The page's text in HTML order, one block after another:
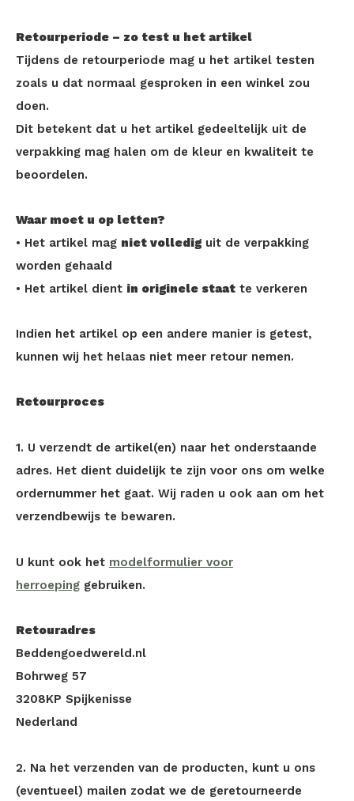
Retourperiode – zo test u het artikel
Tijdens de retourperiode mag u het artikel testen
zoals u dat normaal gesproken in een winkel zou
doen.
Dit betekent dat u het artikel gedeeltelijk uit de
verpakking mag halen om de kleur en kwaliteit te
beoordelen.
Waar moet u op letten?
• Het artikel mag niet volledig uit de verpakking
worden gehaald
• Het artikel dient in originele staat te verkeren
Indien het artikel op een andere manier is getest,
kunnen wij het helaas niet meer retour nemen.
Retourproces
1. U verzendt de artikel(en) naar het onderstaande
adres. Het dient duidelijk te zijn voor ons om welke
ordernummer het gaat. Wij raden u ook aan om het
verzendbewijs te bewaren.
U kunt ook het modelformulier voor
herroeping gebruiken.
Retouradres
Beddengoedwereld.nl
Bohrweg 57
3208KP Spijkenisse
Nederland
2. Na het verzenden van de producten, kunt u ons
(eventueel) mailen zodat we de geretourneerde